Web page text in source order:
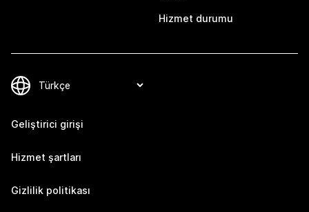
Hizmet durumu
Geliştirici girişi
Hizmet şartları
Gizlilik politikası